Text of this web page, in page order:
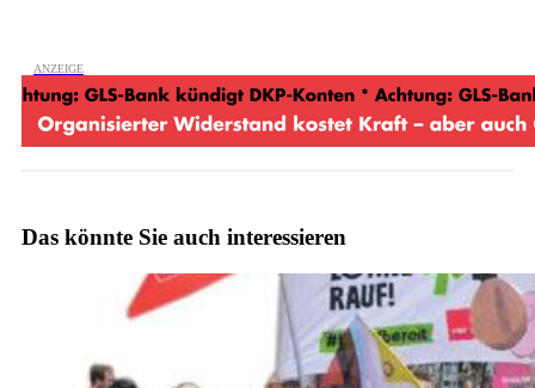
Das könnte Sie auch interessieren